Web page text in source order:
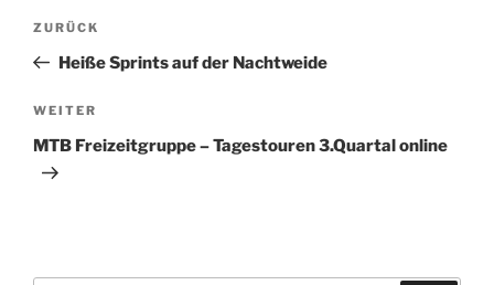
Beitragsnavigation
Vorheriger
Beitrag
ZURÜCK
Heiße Sprints auf der Nachtweide
Nächster
Beitrag
WEITER
MTB Freizeitgruppe – Tagestouren 3.Quartal online